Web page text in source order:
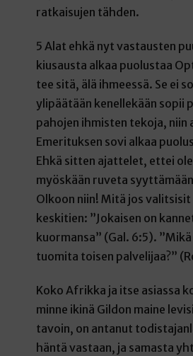
ratkaisujen tähden.
5 Alat ehkä nyt vastausten
kiusausta alkaa puolustaa
tee sitä, älä ihmeessä. Se ei
ylipäätään kenellekään sopii
pahojen ihmisten tekoja, niin
Emerituksen sovi alkaa
Ehkä sitten ajattelet, ettei ole
myöskään ruveta
Olkoon niin! Mitä jos valitsisit
keskitien: ”Jokaisen on
kuormansa” (Gal. 6:5).
tuomita toisen palvelijaa?”
Koko Afrikka ja itse asiassa
minne ikinä Gildon maine
tavoin, on antanut
häntä vastaan, ja samasta